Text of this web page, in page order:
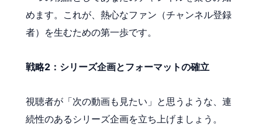
めます。これが、熱心なファン（チャンネル登録
者）を生むための第一歩です。
戦略2：シリーズ企画とフォーマットの確立
視聴者が「次の動画も見たい」と思うような、連
続性のあるシリーズ企画を立ち上げましょう。